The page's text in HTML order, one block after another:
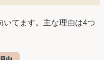
いてます。主な理由は4つ